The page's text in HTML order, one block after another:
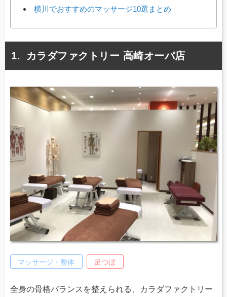
横川でおすすめのマッサージ10選まとめ
カラダファクトリー 高崎オーパ店
マッサージ・整体 足つぼ
全身の骨格バランスを整えられる、カラダファクトリー